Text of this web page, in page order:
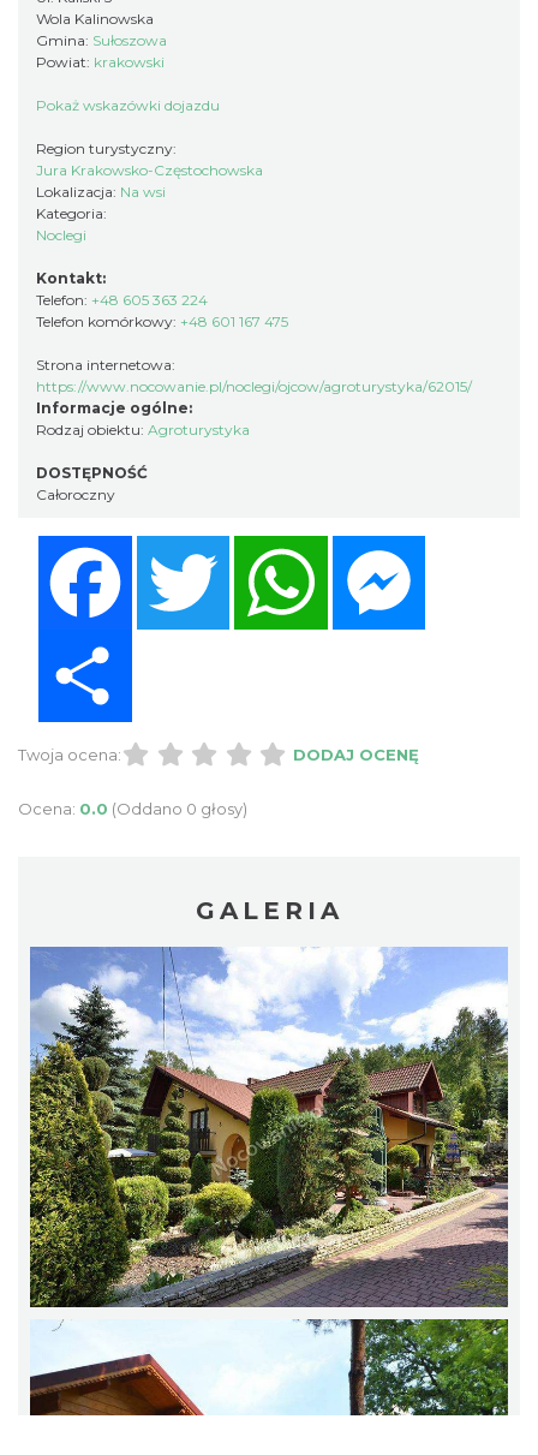
Wola Kalinowska
Gmina: Sułoszowa
Powiat: krakowski
Pokaż wskazówki dojazdu
Region turystyczny:
Jura Krakowsko-Częstochowska
Lokalizacja: Na wsi
Kategoria:
Noclegi
Kontakt:
Telefon: +48 605 363 224
Telefon komórkowy: +48 601 167 475
Strona internetowa:
https://www.nocowanie.pl/noclegi/ojcow/agroturystyka/62015/
Informacje ogólne:
Rodzaj obiektu: Agroturystyka
DOSTĘPNOŚĆ
Całoroczny
Twitter WhatsApp
Twoja ocena: DODAJ OCENĘ
Ocena: 0.0 (Oddano 0 głosy)
GALERIA